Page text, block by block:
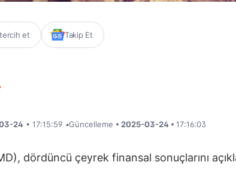
et Takip Et
24 • 17:15:59 •Güncelleme • 2025-03-24 • 17:16:03
dördüncü çeyrek finansal sonuçlarını